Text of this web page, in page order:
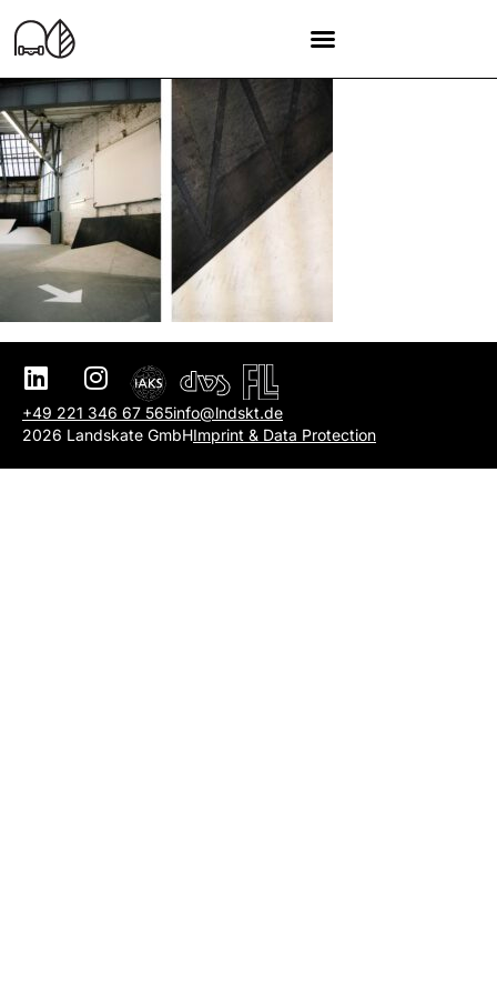
+49 221 346 67 565info@lndskt.de
2026 Landskate GmbHImprint & Data Protection